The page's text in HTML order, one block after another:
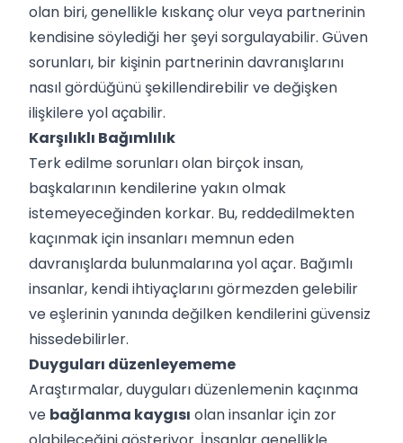
olan biri, genellikle kıskanç olur veya partnerinin
kendisine söylediği her şeyi sorgulayabilir. Güven
sorunları, bir kişinin partnerinin davranışlarını
nasıl gördüğünü şekillendirebilir ve değişken
ilişkilere yol açabilir.
Karşılıklı Bağımlılık
Terk edilme sorunları olan birçok insan,
başkalarının kendilerine yakın olmak
istemeyeceğinden korkar. Bu, reddedilmekten
kaçınmak için insanları memnun eden
davranışlarda bulunmalarına yol açar. Bağımlı
insanlar, kendi ihtiyaçlarını görmezden gelebilir
ve eşlerinin yanında değilken kendilerini güvensiz
hissedebilirler.
Duyguları düzenleyememe
Araştırmalar, duyguları düzenlemenin kaçınma
ve bağlanma kaygısı olan insanlar için zor